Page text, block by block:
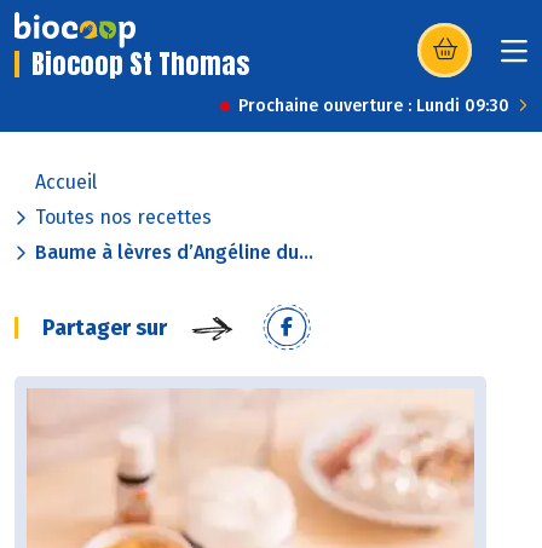
Biocoop St Thomas (s’ouvre dans
Prochaine ouverture : Lundi 09:30
Accueil
Toutes nos recettes
Baume à lèvres d’Angéline du...
Partager sur